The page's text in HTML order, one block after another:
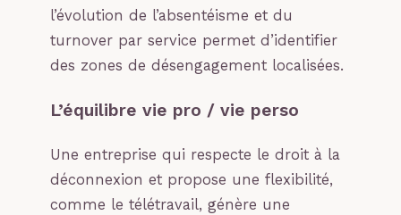
l’évolution de l’absentéisme et du
turnover par service permet d’identifier
des zones de désengagement localisées.
L’équilibre vie pro / vie perso
Une entreprise qui respecte le droit à la
déconnexion et propose une flexibilité,
comme le télétravail, génère une